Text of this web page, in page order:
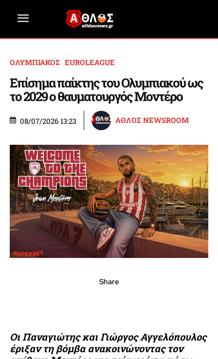
ΟΛΥΜΠΙΑΚΟΣ EUROLEAGUE
Επίσημα παίκτης του Ολυμπιακού ως
το 2029 ο θαυματουργός Μοντέρο
08/07/2026 13:23 ΑΘΛΟΣ NEWSROOM
Share
Οι Παναγιώτης και Γιώργος Αγγελόπουλος
έριξαν τη βόμβα ανακοινώνοντας τον